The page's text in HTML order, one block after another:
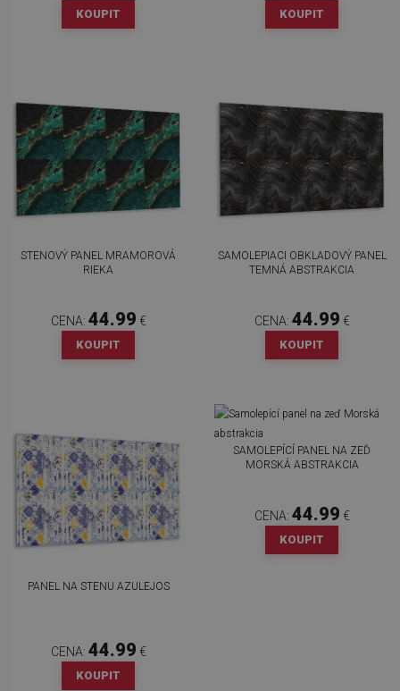
KOUPIT KOUPIT
STENOVÝ PANEL MRAMOROVÁ
RIEKA
CENA: 44.99 €
KOUPIT
SAMOLEPIACI OBKLADOVÝ PANEL
TEMNÁ ABSTRAKCIA
CENA: 44.99 €
KOUPIT
PANEL NA STENU AZULEJOS
CENA: 44.99 €
KOUPIT
SAMOLEPÍCÍ PANEL NA ZEĎ
MORSKÁ ABSTRAKCIA
CENA: 44.99 €
KOUPIT